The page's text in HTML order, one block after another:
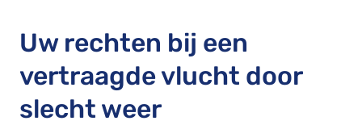
Uw rechten bij een
vertraagde vlucht door
slecht weer